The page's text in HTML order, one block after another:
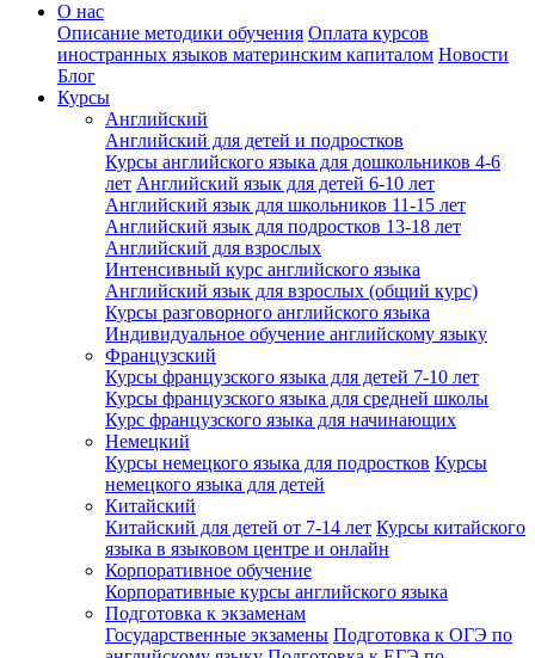
О нас
Описание методики обучения Оплата курсов
иностранных языков материнским капиталом Новости
Блог
Курсы
Английский
Английский для детей и подростков
Курсы английского языка для дошкольников 4-6
лет Английский язык для детей 6-10 лет
Английский язык для школьников 11-15 лет
Английский язык для подростков 13-18 лет
Английский для взрослых
Интенсивный курс английского языка
Английский язык для взрослых (общий курс)
Курсы разговорного английского языка
Индивидуальное обучение английскому языку
Французский
Курсы французского языка для детей 7-10 лет
Курсы французского языка для средней школы
Курс французского языка для начинающих
Немецкий
Курсы немецкого языка для подростков Курсы
немецкого языка для детей
Китайский
Китайский для детей от 7-14 лет Курсы китайского
языка в языковом центре и онлайн
Корпоративное обучение
Корпоративные курсы английского языка
Подготовка к экзаменам
Государственные экзамены Подготовка к ОГЭ по